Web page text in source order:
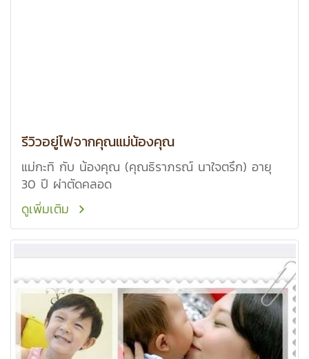
รีวิวอยู่ไฟจากคุณแม่น้องคุณ
แม่กะทิ กับ น้องคุณ (คุณธิราภรณ์ นาใจตรึก) อายุ
30 ปี ผ่าตัดคลอด
ดูเพิ่มเติม